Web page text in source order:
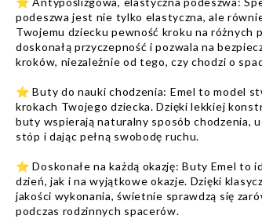
podeszwa jest nie tylko elastyczna, ale
Twojemu dziecku pewność kroku na różnych
doskonałą przyczepność i pozwala na
kroków, niezależnie od tego, czy chodzi o
⭐️ Buty do nauki chodzenia: Emel to model
krokach Twojego dziecka. Dzięki lekkiej
buty wspierają naturalny sposób chodzenia,
stóp i dając pełną swobodę ruchu.
⭐️ Doskonałe na każdą okazję: Buty Emel to
dzień, jak i na wyjątkowe okazje. Dzięki
jakości wykonania, świetnie sprawdzą się
podczas rodzinnych spacerów.